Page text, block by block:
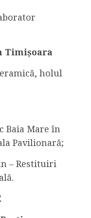
Timișoara
holul
Baia Mare în
Pavilionară;
– Restituiri